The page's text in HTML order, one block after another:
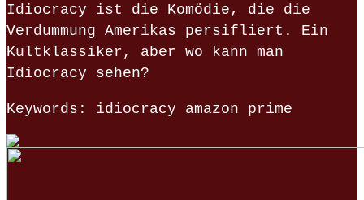
Idiocracy ist die Komödie, die die
Verdummung Amerikas persifliert. Ein
Kultklassiker, aber wo kann man
Idiocracy sehen?
Keywords: idiocracy amazon prime